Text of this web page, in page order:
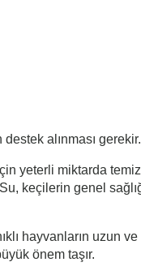
alınması gerekir.
yeterli miktarda
keçilerin genel
hayvanların uzun
önem taşır.